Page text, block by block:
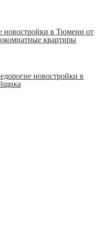
в Тюмени от
квартиры
новостройки в